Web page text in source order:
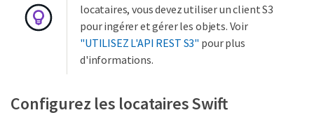
locataires, vous devez utiliser un client S3
pour ingérer et gérer les objets. Voir
"UTILISEZ L'API REST S3" pour plus
d'informations.
Configurez les locataires Swift